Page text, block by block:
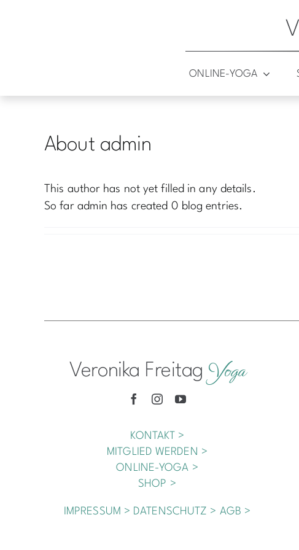
ONLINE-YOGA
About admin
This author has not yet filled in any details.
So far admin has created 0 blog entries.
Veronika Freitag Yoga
KONTAKT >
MITGLIED WERDEN >
ONLINE-YOGA >
SHOP >
IMPRESSUM > DATENSCHUTZ > AGB >